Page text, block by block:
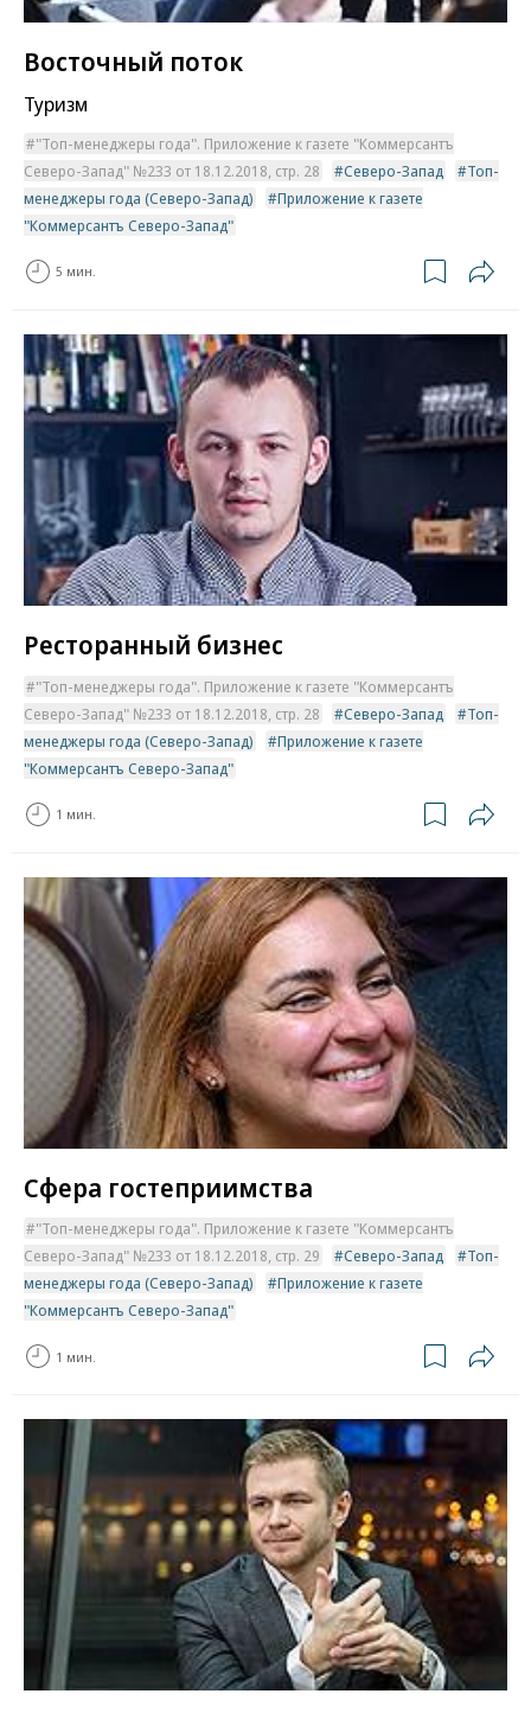
Восточный поток
Туризм
"Топ-менеджеры года". Приложение к газете "Коммерсантъ
Северо-Запад" №233 от 18.12.2018, стр. 28
Северо-Запад
Топ-
менеджеры года (Северо-Запад)
Приложение к газете
"Коммерсантъ Северо-Запад"
5 мин.
Ресторанный бизнес
"Топ-менеджеры года". Приложение к газете "Коммерсантъ
Северо-Запад" №233 от 18.12.2018, стр. 28
Северо-Запад
Топ-
менеджеры года (Северо-Запад)
Приложение к газете
"Коммерсантъ Северо-Запад"
1 мин.
Сфера гостеприимства
"Топ-менеджеры года". Приложение к газете "Коммерсантъ
Северо-Запад" №233 от 18.12.2018, стр. 29
Северо-Запад
Топ-
менеджеры года (Северо-Запад)
Приложение к газете
"Коммерсантъ Северо-Запад"
1 мин.